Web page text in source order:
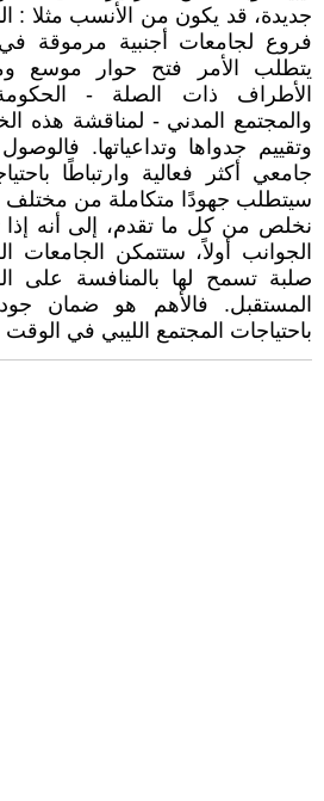
جديدة، قد يكون من الأنسب مثلا :
فروع لجامعات أجنبية مرموقة في
يتطلب الأمر فتح حوار موسع
الأطراف ذات الصلة -
والمجتمع المدني - لمناقشة هذه
وتقييم جدواها وتداعياتها.
جامعي أكثر فعالية وارتباطًا
سيتطلب جهودًا متكاملة من مختلف
نخلص من كل ما تقدم، إلى أنه إذا
الجوانب أولاً، ستتمكن الجامعات
صلبة تسمح لها بالمنافسة على
المستقبل. فالأهم هو ضمان
باحتياجات المجتمع الليبي في الوقت